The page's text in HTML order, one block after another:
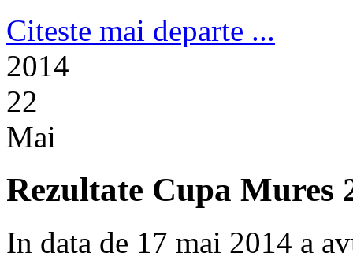
Citeste mai departe ...
2014
22
Mai
Rezultate Cupa Mures
In data de 17 mai 2014 a